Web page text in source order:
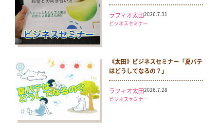
ラフィオ太田2026.7.31
ビジネスセミナー
《太田》ビジネスセミナー「夏バテ
はどうしてなるの？」
ラフィオ太田2026.7.28
ビジネスセミナー